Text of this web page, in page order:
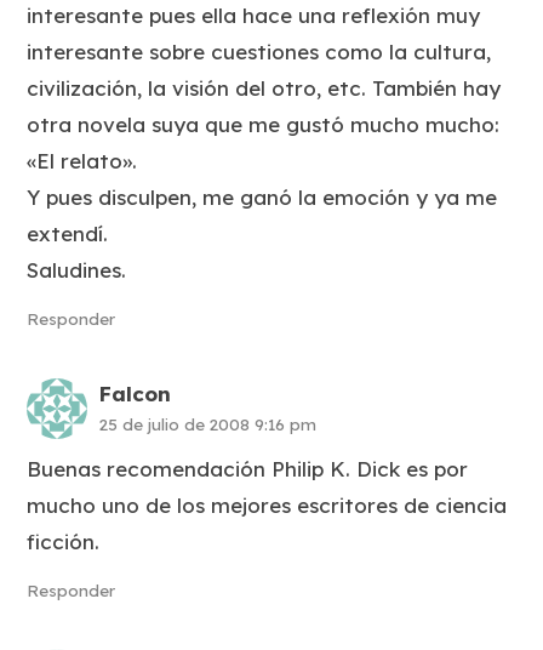
interesante pues ella hace una reflexión muy
interesante sobre cuestiones como la cultura,
civilización, la visión del otro, etc. También hay
otra novela suya que me gustó mucho mucho:
«El relato».
Y pues disculpen, me ganó la emoción y ya me
extendí.
Saludines.
Responder
Falcon
25 de julio de 2008 9:16 pm
Buenas recomendación Philip K. Dick es por
mucho uno de los mejores escritores de ciencia
ficción.
Responder